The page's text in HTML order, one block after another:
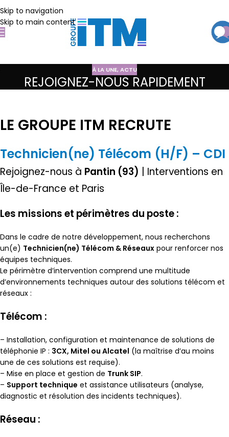
Skip to navigation
Skip to main content
À LA UNE,ACTU
REJOIGNEZ-NOUS RAPIDEMENT
LE GROUPE ITM RECRUTE
Technicien(ne) Télécom (H/F) – CDI
Rejoignez-nous à Pantin (93) | Interventions en
Île-de-France et Paris
Les missions et périmètres du poste :
Dans le cadre de notre développement, nous recherchons
un(e) Technicien(ne) Télécom & Réseaux pour renforcer nos
équipes techniques.
Le périmètre d’intervention comprend une multitude
d’environnements techniques autour des solutions télécom et
réseaux :
Télécom :
– Installation, configuration et maintenance de solutions de
téléphonie IP : 3CX, Mitel ou Alcatel (la maîtrise d’au moins
une de ces solutions est requise).
– Mise en place et gestion de Trunk SIP.
– Support technique et assistance utilisateurs (analyse,
diagnostic et résolution des incidents techniques).
Réseau :